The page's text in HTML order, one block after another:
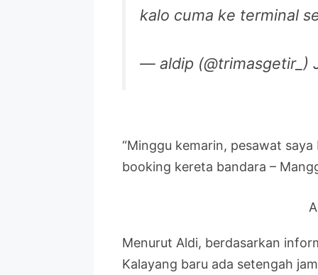
kalo cuma ke terminal
— aldip (@trimasgetir_)
“Minggu kemarin, pesawat
booking kereta bandara –
Menurut Aldi, berdasarkan
Kalayang baru ada setengah